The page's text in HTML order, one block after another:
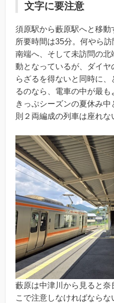
文字に要注意
須原駅から藪原駅へと移動
所要時間は35分。何やら訪
南端へ、そして未訪問の
動となっているが、ダイ
らざるを得ないと同時に
るのなら、電車の中が最
きっぷシーズンの夏休み
則２両編成の列車は座れな
藪原は中津川から見ると奈
こで注意しなければなら